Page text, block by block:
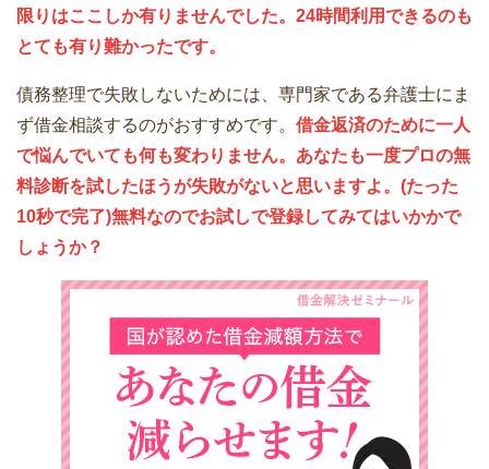
限りはここしか有りませんでした。24時間利用できるのも
とても有り難かったです。
債務整理で失敗しないためには、専門家である弁護士にま
ず借金相談するのがおすすめです。 借金返済のために一人
で悩んでいても何も変わりません。あなたも一度プロの無
料診断を試したほうが失敗がないと思いますよ。(たった
10秒で完了)無料なのでお試しで登録してみてはいかかで
しょうか？